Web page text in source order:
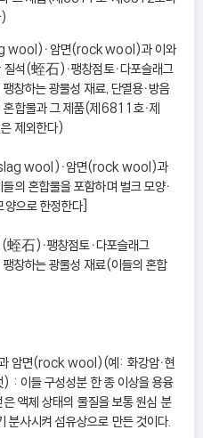
wool)ㆍ암면(rock wool)과 이와
석(蛭石)ㆍ팽창점토ㆍ다포슬래그
창하는 광물성 재료, 단열용ㆍ방음
혼합물과 그 제품(제6811호ㆍ제
제외한다)
wool)ㆍ암면(rock wool)과
의 혼합물을 포함하며 벌크 모양ㆍ
으로 한정한다]
石)ㆍ팽창점토ㆍ다포슬래그
창하는 광물성 재료(이들의 혼합
암면(rock wool)(예: 화강암ㆍ현
) : 이들 구성성분 한 종 이상을 용융
체 상태의 물질을 보통 원심 분
분사시켜 섬유상으로 만든 것이다.